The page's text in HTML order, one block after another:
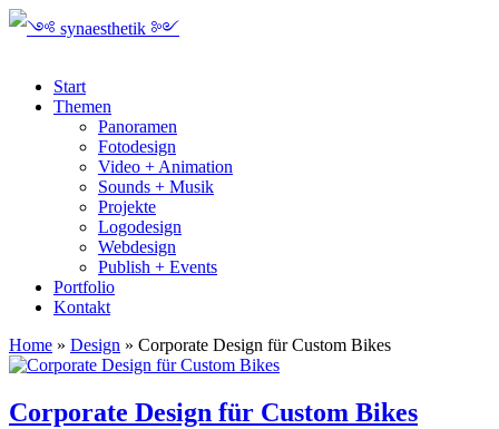
Start
Themen
Panoramen
Fotodesign
Video + Animation
Sounds + Musik
Projekte
Logodesign
Webdesign
Publish + Events
Portfolio
Kontakt
Home » Design » Corporate Design für Custom Bikes
Corporate Design für Custom Bikes